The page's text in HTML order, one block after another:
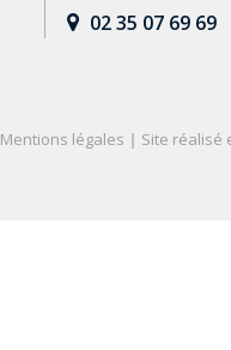
02 35 07 69 69
Mentions légales Site réalisé